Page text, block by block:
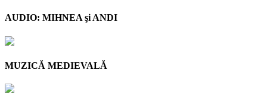
AUDIO: MIHNEA şi ANDI
MUZICĂ MEDIEVALĂ